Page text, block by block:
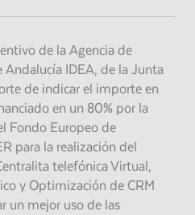
de la Agencia de
Andalucía IDEA, de la Junta
de indicar el importe en
en un 80% por la
Fondo Europeo de
para la realización del
telefónica Virtual,
y Optimización de CRM
un mejor uso de las